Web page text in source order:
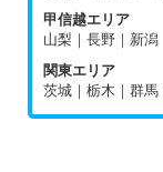
甲信越エリア
山梨｜長野｜新潟
関東エリア
茨城｜栃木｜群馬